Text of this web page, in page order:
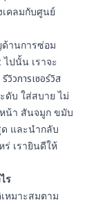
เคลมกับศูนย์
านการซ่อม
ปนั้น เราจะ
รีวิวการเซอร์วิส
ดับ ใส่สบาย ไม่
น้า สันจมูก ขมับ
และนำกลับ
ร่ เรายินดีให้
ร
หมาะสมตาม